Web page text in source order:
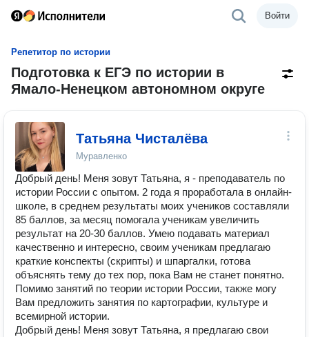
Войти
Репетитор по истории
Подготовка к ЕГЭ по истории в
Ямало-Ненецком автономном округе
Татьяна Чисталёва
Муравленко
Добрый день! Меня зовут Татьяна, я - преподаватель по
истории России с опытом. 2 года я проработала в онлайн-
школе, в среднем результаты моих учеников составляли
85 баллов, за месяц помогала ученикам увеличить
результат на 20-30 баллов. Умею подавать материал
качественно и интересно, своим ученикам предлагаю
краткие конспекты (скрипты) и шпаргалки, готова
объяснять тему до тех пор, пока Вам не станет понятно.
Помимо занятий по теории истории России, также могу
Вам предложить занятия по картографии, культуре и
всемирной истории.
Добрый день! Меня зовут Татьяна, я предлагаю свои